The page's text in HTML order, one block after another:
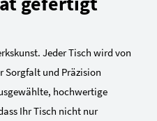
Jeder Tisch wird von
Sorgfalt und Präzision
hochwertige
Ihr Tisch nicht nur